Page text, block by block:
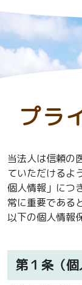
プラ
当法人は信頼の
ていただけるよ
個人情報」につ
常に重要である
以下の個人情報
第１条（個